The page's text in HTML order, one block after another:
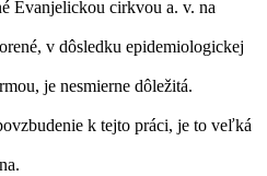
Evanjelickou cirkvou a. v. na
v dôsledku epidemiologickej
je nesmierne dôležitá.
k tejto práci, je to veľká